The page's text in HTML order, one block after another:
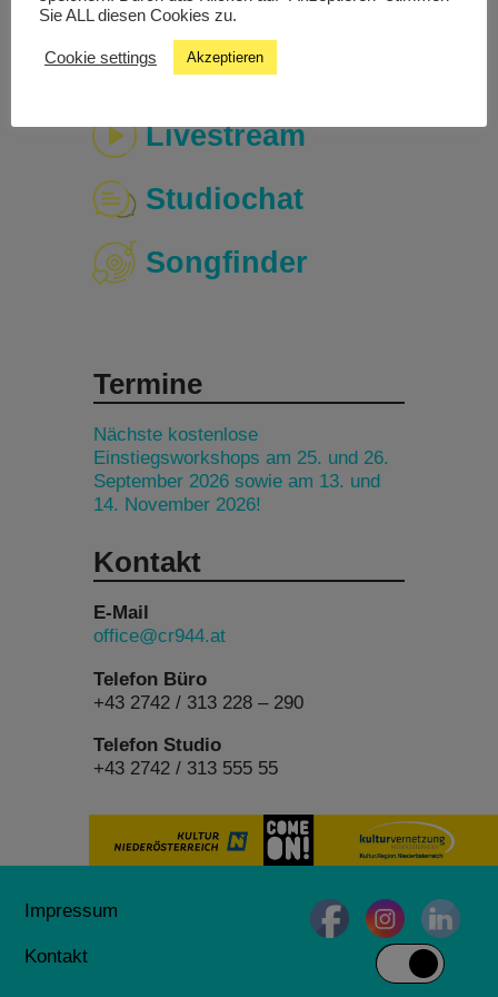
Livestream
Studiochat
Songfinder
Termine
Nächste kostenlose
Einstiegsworkshops am 25. und 26.
September 2026 sowie am 13. und
14. November 2026!
Kontakt
E-Mail
office@cr944.at
Telefon Büro
+43 2742 / 313 228 – 290
Telefon Studio
+43 2742 / 313 555 55
Impressum
Kontakt
Sie ALL diesen Cookies zu.
Cookie settings Akzeptieren